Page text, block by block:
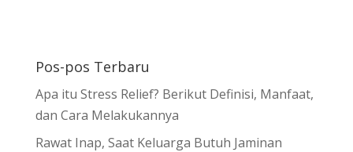
Pos-pos Terbaru
Apa itu Stress Relief? Berikut Definisi, Manfaat,
dan Cara Melakukannya
Rawat Inap, Saat Keluarga Butuh Jaminan